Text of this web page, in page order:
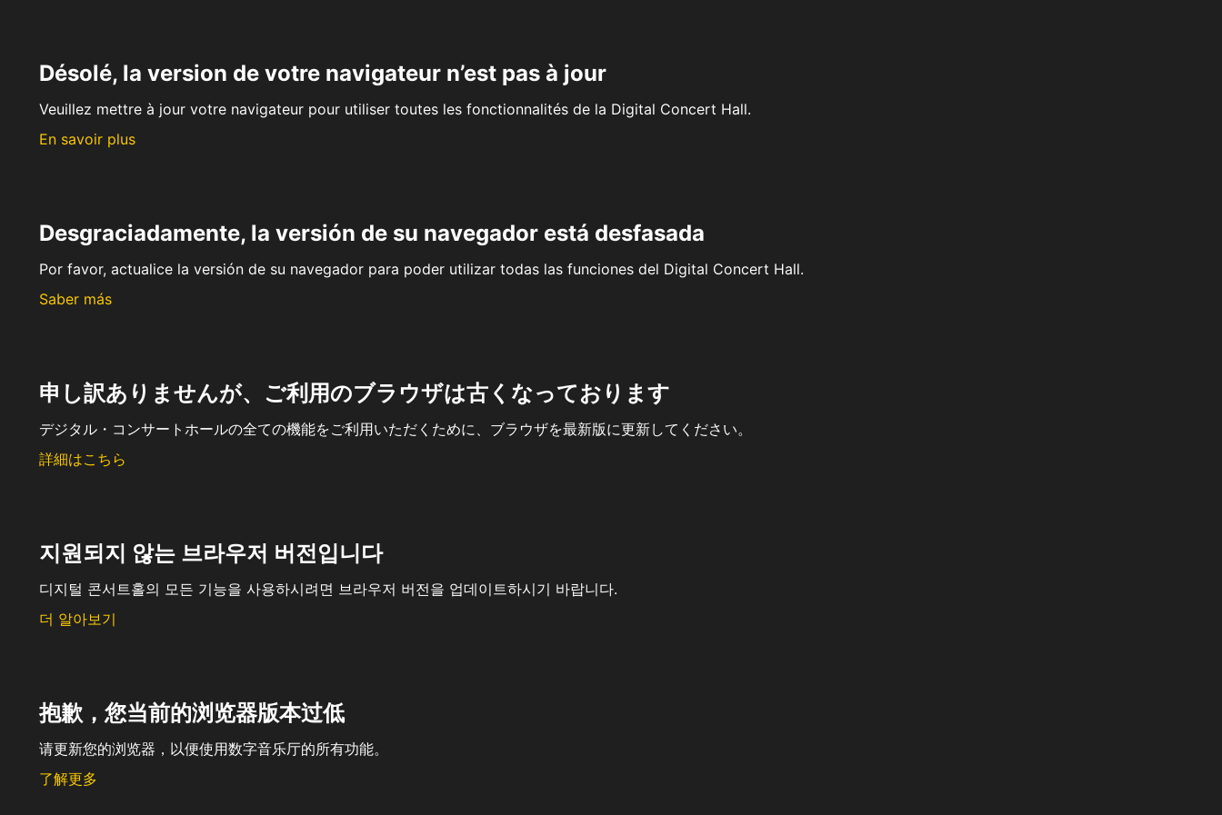
Désolé, la version de votre navigateur n’est pas à jour
Veuillez mettre à jour votre navigateur pour utiliser toutes les fonctionnalités de la Digital Concert Hall.
En savoir plus
Desgraciadamente, la versión de su navegador está desfasada
Por favor, actualice la versión de su navegador para poder utilizar todas las funciones del Digital Concert Hall.
Saber más
申し訳ありませんが、ご利用のブラウザは古くなっております
デジタル・コンサートホールの全ての機能をご利用いただくために、ブラウザを最新版に更新してください。
詳細はこちら
지원되지 않는 브라우저 버전입니다
디지털 콘서트홀의 모든 기능을 사용하시려면 브라우저 버전을 업데이트하시기 바랍니다.
더 알아보기
抱歉，您当前的浏览器版本过低
请更新您的浏览器，以便使用数字音乐厅的所有功能。
了解更多